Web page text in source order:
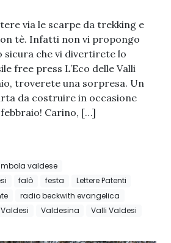
via le scarpe da trekking e
tè. Infatti non vi propongo
sicura che vi divertirete lo
free press L’Eco delle Valli
troverete una sorpresa. Un
da costruire in occasione
febbraio! Carino, […]
valdese
falò festa
Lettere Patenti
radio beckwith evangelica
Valdesi Valdesina Valli Valdesi